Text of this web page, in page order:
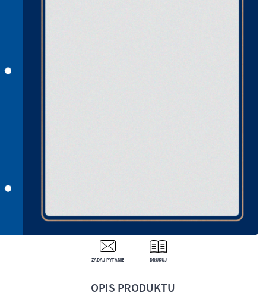
ZADAJ PYTANIE DRUKUJ
OPIS PRODUKTU